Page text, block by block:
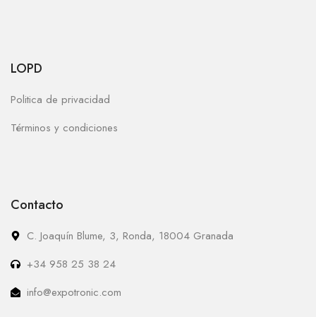
LOPD
Politica de privacidad
Términos y condiciones
Contacto
C. Joaquín Blume, 3, Ronda, 18004 Granada
+34 958 25 38 24
info@expotronic.com